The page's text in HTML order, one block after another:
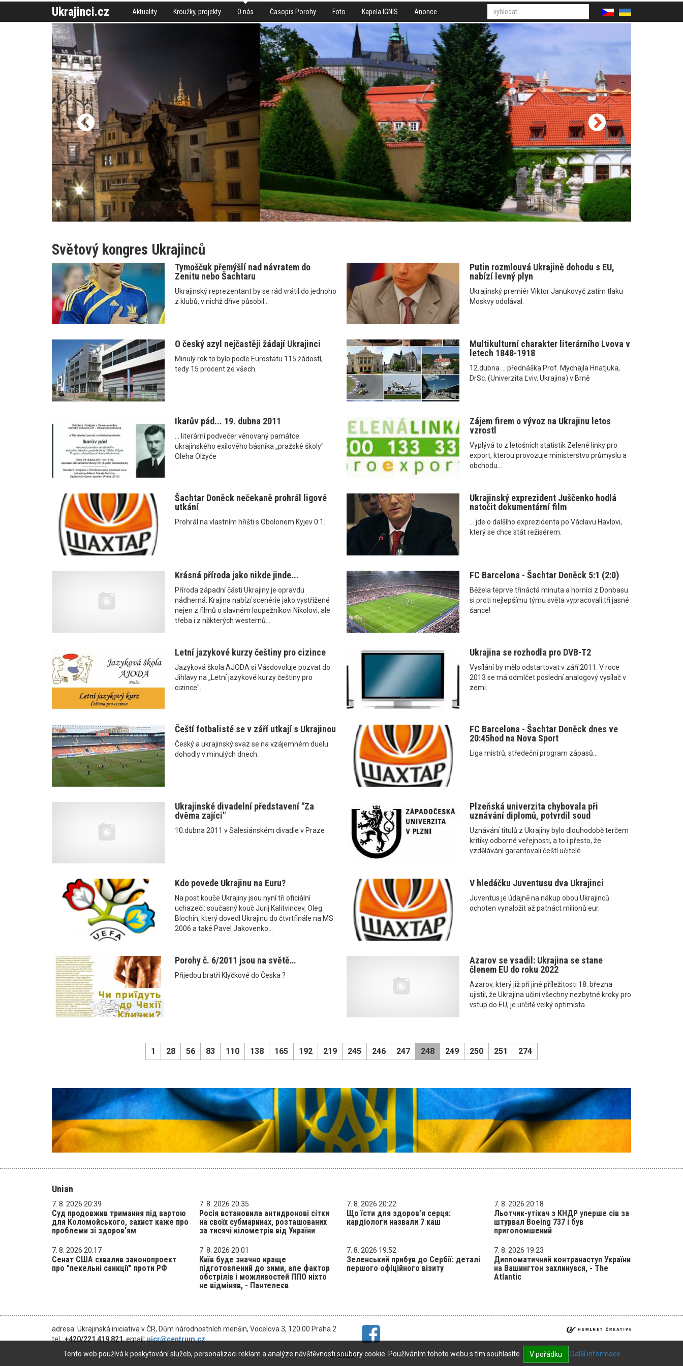
Ukrajinci.cz Aktuality Kroužky, projekty O nás Časopis Porohy Foto Kapela IGNIS Anonce
Světový kongres Ukrajinců
Tymoščuk přemýšlí nad návratem do
Zenitu nebo Šachtaru
Ukrajinský reprezentant by se rád vrátil do jednoho
z klubů, v nichž dříve působil...
Putin rozmlouvá Ukrajině dohodu s EU,
nabízí levný plyn
Ukrajinský premiér Viktor Janukovyč zatím tlaku
Moskvy odolával.
O český azyl nejčastěji žádají Ukrajinci
Minulý rok to bylo podle Eurostatu 115 žádostí,
tedy 15 procent ze všech.
Multikulturní charakter literárního Lvova v
letech 1848-1918
12.dubna ... přednáška Prof. Mychajla Hnatjuka,
DrSc. (Univerzita Ľviv, Ukrajina) v Brně
Ikarův pád... 19. dubna 2011
... literární podvečer věnovaný památce
ukrajinského exilového básníka „pražské školy"
Oleha Olžyče
Zájem firem o vývoz na Ukrajinu letos
vzrostl
Vyplývá to z letošních statistik Zelené linky pro
export, kterou provozuje ministerstvo průmyslu a
obchodu...
Šachtar Doněck nečekaně prohrál ligové
utkání
Prohrál na vlastním hřišti s Obolonem Kyjev 0:1.
Ukrajinský exprezident Juščenko hodlá
natočit dokumentární film
... jde o dalšího exprezidenta po Václavu Havlovi,
který se chce stát režisérem.
Krásná příroda jako nikde jinde...
Příroda západní části Ukrajiny je opravdu
nádherná. Krajina nabízí scenérie jako vystřižené
nejen z filmů o slavném loupežníkovi Nikolovi, ale
třeba i z některých westernů...
FC Barcelona - Šachtar Doněck 5:1 (2:0)
Běžela teprve třináctá minuta a horníci z Donbasu
si proti nejlepšímu týmu světa vypracovali tři jasné
šance!
Letní jazykové kurzy češtiny pro cizince
Jazyková škola AJODA si Vásdovoluje pozvat do
Jihlavy na „Letní jazykové kurzy češtiny pro
cizince".
Ukrajina se rozhodla pro DVB-T2
Vysílání by mělo odstartovat v září 2011. V roce
2013 se má odmlčet poslední analogový vysílač v
zemi.
Čeští fotbalisté se v září utkají s Ukrajinou
Český a ukrajinský svaz se na vzájemném duelu
dohodly v minulých dnech.
FC Barcelona - Šachtar Doněck dnes ve
20:45hod na Nova Sport
Liga mistrů, středeční program zápasů...
Ukrajinské divadelní představení "Za
dvěma zajíci"
10.dubna 2011 v Salesiánském divadle v Praze
Plzeňská univerzita chybovala při
uznávání diplomů, potvrdil soud
Uznávání titulů z Ukrajiny bylo dlouhodobě terčem
kritiky odborné veřejnosti, a to i přesto, že
vzdělávání garantovali čeští učitelé.
Kdo povede Ukrajinu na Euru?
Na post kouče Ukrajiny jsou nyní tři oficiální
uchazeči: současný kouč Jurij Kalitvincev, Oleg
Blochin, který dovedl Ukrajinu do čtvrtfinále na MS
2006 a také Pavel Jakovenko...
V hledáčku Juventusu dva Ukrajinci
Juventus je údajně na nákup obou Ukrajinců
ochoten vynaložit až patnáct milionů eur.
Porohy č. 6/2011 jsou na světě…
Přijedou bratři Klyčkové do Česka ?
Azarov se vsadil: Ukrajina se stane
členem EU do roku 2022
Azarov, který již při jiné příležitosti 18. března
ujistil, že Ukrajina učiní všechny nezbytné kroky pro
vstup do EU, je určitě velký optimista.
1 28 56 83 110 138 165 192 219 245 246 247 248 249 250 251 274
Unian
7. 8. 2026 20:39
Суд продовжив тримання під вартою
для Коломойського, захист каже про
проблеми зі здоров'ям
7. 8. 2026 20:35
Росія встановила антидронові сітки
на своїх субмаринах, розташованих
за тисячі кілометрів від України
7. 8. 2026 20:22
Що їсти для здоров’я серця:
кардіологи назвали 7 каш
7. 8. 2026 20:18
Льотчик-утікач з КНДР уперше сів за
штурвал Boeing 737 і був
приголомшений
7. 8. 2026 20:17
Сенат США схвалив законопроект
про "пекельні санкції" проти РФ
7. 8. 2026 20:01
Київ буде значно краще
підготовлений до зими, але фактор
обстрілів і можливостей ППО ніхто
не відміняв, - Пантелеєв
7. 8. 2026 19:52
Зеленський прибув до Сербії: деталі
першого офіційного візиту
7. 8. 2026 19:23
Дипломатичний контранаступ України
на Вашингтон захлинувся, - The
Atlantic
adresa: Ukrajinská iniciativa v ČR, Dům národnostních menšin, Vocelova 3, 120 00 Praha 2
tel.:+420/221 419 821, email:uicr@centrum.cz
© 2026
Tento web používá k poskytování služeb, personalizaci reklam a analýze návštěvnosti soubory cookie. Používáním tohoto webu s tím souhlasíte. V pořádku Další informace